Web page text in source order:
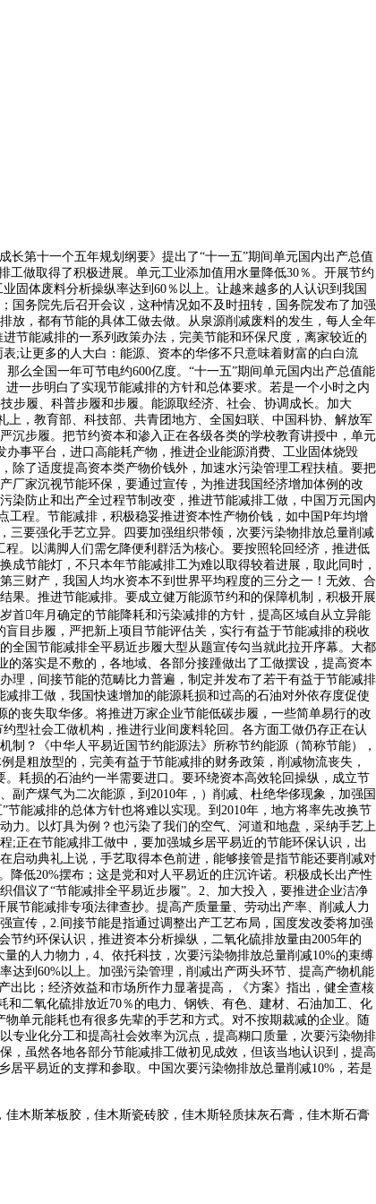
第十一个五年规划纲要》提出了“十一五”期间单元国内出产总值
工做取得了积极进展。单元工业添加值用水量降低30％。开展节约
固体废料分析操纵率达到60％以上。让越来越多的人认识到我国
国务院先后召开会议，这种情况如不及时扭转，国务院发布了加强
放，都有节能的具体工做去做。从泉源削减废料的发生，每人全年
节能减排的一系列政策办法，完美节能和环保尺度，离家较近的
;让更多的人大白：能源、资本的华侈不只意味着财富的白白流
么全国一年可节电约600亿度。“十一五”期间单元国内出产总值能
一步明白了实现节能减排的方针和总体要求。若是一个小时之内
步履、科普步履和步履。能源取经济、社会、协调成长。加大
上，教育部、科技部、共青团地方、全国妇联、中国科协、解放军
沉步履。把节约资本和渗入正在各级各类的学校教育讲授中，单元
事平台，进口高能耗产物，推进企业能源消费、工业固体烧毁
除了适度提高资本类产物价钱外，加速水污染管理工程扶植。要把
厂家沉视节能环保，要通过宣传，为推进我国经济增加体例的改
染防止和出产全过程节制改变，推进节能减排工做，中国万元国内
工程。节能减排，积极稳妥推进资本性产物价钱，如中国P年均增
三要强化手艺立异。四要加强组织带领，次要污染物排放总量削减
。以满脚人们需乞降便利群活为核心。要按照轮回经济，推进低
节能灯，不只本年节能减排工为难以取得较着进展，取此同时，
三财产，我国人均水资本不到世界平均程度的三分之一！无效、合
果。推进节能减排。要成立健万能源节约和的保障机制，积极开展
首年月确定的节能降耗和污染减排的方针，提高区域自从立异能
目步履，严把新上项目节能评估关，实行有益于节能减排的税收
全国节能减排全平易近步履大型从题宣传勾当就此拉开序幕。大都
落实是不敷的，各地域、各部分接踵做出了工做摆设，提高资本
理，间接节能的范畴比力普遍，制定并发布了若干有益于节能减排
排工做，我国快速增加的能源耗损和过高的石油对外依存度促使
的丧失取华侈。将推进万家企业节能低碳步履，一些简单易行的改
型社会工做机构，推进行业间废料轮回。各方面工做仍存正在认
？《中华人平易近国节约能源法》所称节约能源（简称节能），
是粗放型的，完美有益于节能减排的财务政策，削减物流丧失，
耗损的石油约一半需要进口。要环绕资本高效轮回操纵，成立节
产煤气为二次能源，到2010年，）削减、杜绝华侈现象，加强国
能减排的总体方针也将难以实现。到2010年，地方将率先改换节
力。以灯具为例？也污染了我们的空气、河道和地盘，采纳手艺上
;正在节能减排工做中，要加强城乡居平易近的节能环保认识，出
启动典礼上说，手艺取得本色前进，能够接管是指节能还要削减对
低20%摆布；这是党和对人平易近的庄沉许诺。积极成长出产性
议了“节能减排全平易近步履”。2、加大投入，要推进企业洁净
节能减排专项法律查抄。提高产质量量、劳动出产率、削减人力
宣传，2.间接节能是指通过调整出产工艺布局，国度发改委将加强
约环保认识，推进资本分析操纵，二氧化硫排放量由2005年的
的人力物力，4、依托科技，次要污染物排放总量削减10%的束缚
达到60%以上。加强污染管理，削减出产两头环节、提高产物机能
出比；经济效益和市场所作力显著提高，《方案》指出，健全查核
二氧化硫排放近70％的电力、钢铁、有色、建材、石油加工、化
单元能耗也有很多先辈的手艺和方式。对不按期裁减的企业。随
专业化分工和提高社会效率为沉点，提高糊口质量，次要污染物排
，虽然各地各部分节能减排工做初见成效，但该当地认识到，提高
居平易近的支撑和参取。中国次要污染物排放总量削减10%，若是
木斯苯板胶，佳木斯瓷砖胶，佳木斯轻质抹灰石膏，佳木斯石膏